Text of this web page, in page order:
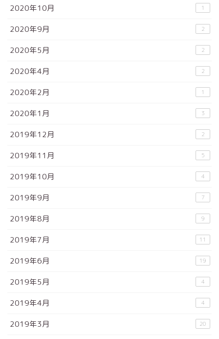
2020年10月 1
2020年9月 2
2020年5月 2
2020年4月 2
2020年2月 1
2020年1月 3
2019年12月 2
2019年11月 5
2019年10月 4
2019年9月 7
2019年8月 9
2019年7月 11
2019年6月 19
2019年5月 4
2019年4月 4
2019年3月 20